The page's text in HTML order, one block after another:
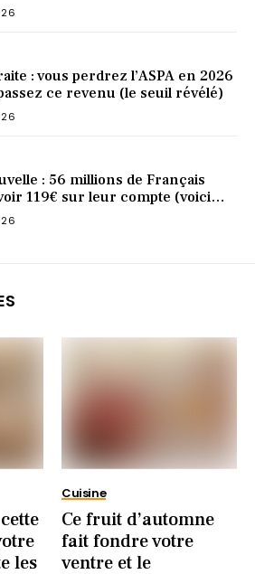
: vous perdrez l’ASPA en 2026
ce revenu (le seuil révélé)
: 56 millions de Français
119€ sur leur compte (voici
les
Cuisine
Ce fruit d’automne
fait fondre votre
ventre et le